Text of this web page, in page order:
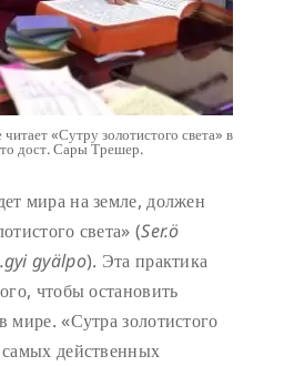
«Сутру золотистого света» в
дост. Сары Трешер.
мира на земле, должен
света» (Ser.ö
gyälpo). Эта практика
чтобы остановить
«Сутра золотистого
действенных